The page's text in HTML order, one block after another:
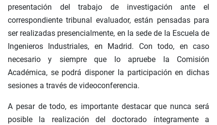
presentación del trabajo de investigación ante el
correspondiente tribunal evaluador, están pensadas para
ser realizadas presencialmente, en la sede de la Escuela de
Ingenieros Industriales, en Madrid. Con todo, en caso
necesario y siempre que lo apruebe la Comisión
Académica, se podrá disponer la participación en dichas
sesiones a través de videoconferencia.
A pesar de todo, es importante destacar que nunca será
posible la realización del doctorado íntegramente a